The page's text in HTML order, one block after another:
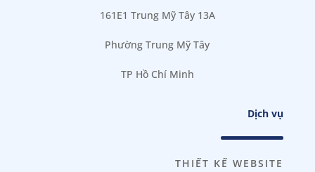
161E1 Trung Mỹ Tây 13A
Phường Trung Mỹ Tây
TP Hồ Chí Minh
Dịch vụ
THIẾT KẾ WEBSITE